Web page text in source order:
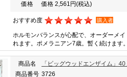
価格
価格 2,561円(税込)
おすすめ度 購入者
ホルモンバランスが心配で、オーダーメ
れます。ポメラニアン7歳。暫く続けます。
商品名
「ビッグウッドエンザイム」40
商品番号 3726